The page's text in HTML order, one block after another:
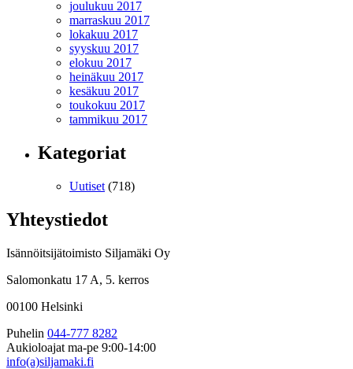
joulukuu 2017
marraskuu 2017
lokakuu 2017
syyskuu 2017
elokuu 2017
heinäkuu 2017
kesäkuu 2017
toukokuu 2017
tammikuu 2017
Kategoriat
Uutiset (718)
Yhteystiedot
Isännöitsijätoimisto Siljamäki Oy
Salomonkatu 17 A, 5. kerros
00100 Helsinki
Puhelin 044-777 8282
Aukioloajat ma-pe 9:00-14:00
info(a)siljamaki.fi